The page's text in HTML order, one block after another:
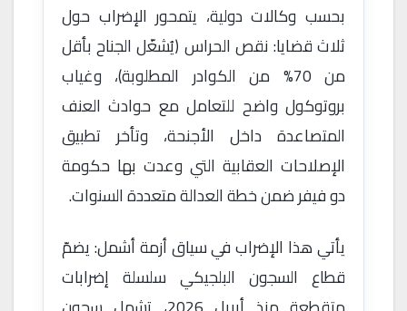
بحسب وكالات دولية، يتمحور الإضراب حول
ثلاث قضايا: نقص الحراس (يُشغّل الجناح بأقل
من 70% من الكوادر المطلوبة)، وغياب
بروتوكول واضح للتعامل مع حوادث العنف
المتصاعدة داخل الأجنحة، وتأخر تطبيق
الإصلاحات العقابية التي وعدت بها حكومة
دو فيفر ضمن خطة العدالة متعددة السنوات.
يأتي هذا الإضراب في سياق أزمة أشمل: يضمّ
قطاع السجون البلجيكي سلسلة إضرابات